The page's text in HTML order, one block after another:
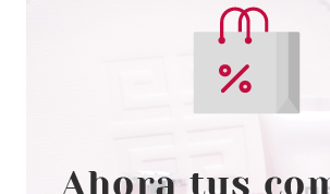
HERMES